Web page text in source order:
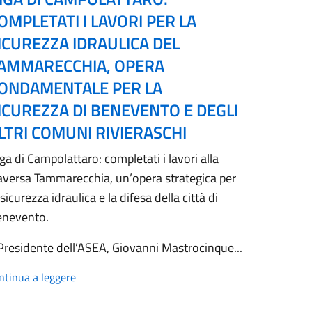
I LAVORI PER LA
IDRAULICA DEL
OPERA
PER LA
DI BENEVENTO E DEGLI
COMUNI RIVIERASCHI
di Campolattaro: completati i lavori alla
Tammarecchia, un’opera strategica per
idraulica e la difesa della città di
dell’ASEA, Giovanni Mastrocinque...
a leggere